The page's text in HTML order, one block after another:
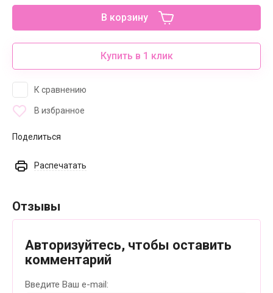
В корзину
Купить в 1 клик
К сравнению
В избранное
Поделиться
Распечатать
Отзывы
Авторизуйтесь, чтобы оставить
комментарий
Введите Ваш e-mail: